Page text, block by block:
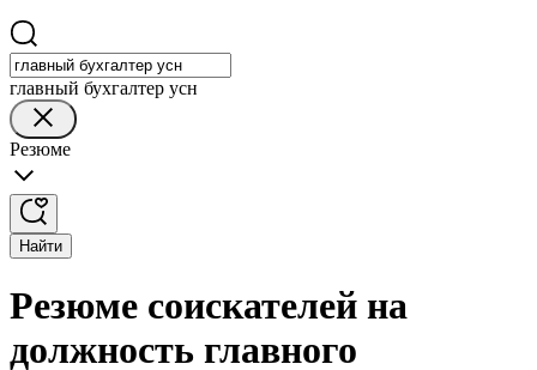
главный бухгалтер усн
Резюме
Найти
Резюме соискателей на
должность главного